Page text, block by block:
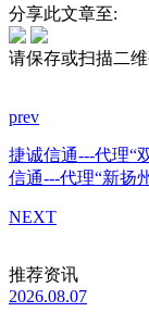
分享此文章至:
请保存或扫描二
prev
捷诚信通---代理“
信通---代理“新扬
NEXT
推荐资讯
2026.08.07